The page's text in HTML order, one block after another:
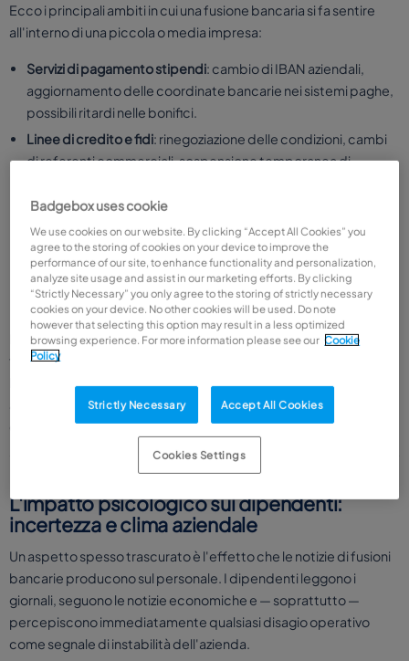
Ecco i principali ambiti in cui una fusione bancaria si fa sentire
all'interno di una piccola o media impresa:
Servizi di pagamento stipendi: cambio di IBAN aziendali,
aggiornamento delle coordinate bancarie nei sistemi paghe,
possibili ritardi nelle bonifici.
Linee di credito e fidi: rinegoziazione delle condizioni, cambi
di referenti commerciali, sospensione temporanea di
Strumenti digitali: migrazione delle piattaforme di home
banking aziendale, nuove credenziali, aggiornamento delle
deleghe operative.
Contratti e garanzie: revisione dei contratti di leasing,
factoring, fideiussioni bancarie legate a commesse o appalti.
Per l'HR, il rischio più concreto è che queste discontinuità si
traducano in ritardi nella gestione delle buste paga, nella
liquidazione di rimborsi spese o nel pagamento di fornitori legati
al personale (es. fondi sanitari integrativi, previdenza
complementare).
L'impatto psicologico sui dipendenti:
incertezza e clima aziendale
Un aspetto spesso trascurato è l'effetto che le notizie di fusioni
bancarie producono sul personale. I dipendenti leggono i
giornali, seguono le notizie economiche e — soprattutto —
percepiscono immediatamente qualsiasi disagio operativo
come segnale di instabilità dell'azienda.
Badgebox uses cookie
We use cookies on our website. By clicking “Accept All Cookies” you
agree to the storing of cookies on your device to improve the
performance of our site, to enhance functionality and personalization,
analyze site usage and assist in our marketing efforts. By clicking
“Strictly Necessary” you only agree to the storing of strictly necessary
cookies on your device. No other cookies will be used. Do note
however that selecting this option may result in a less optimized
browsing experience. For more information please see our Cookie
Policy
Strictly Necessary Accept All Cookies
Cookies Settings